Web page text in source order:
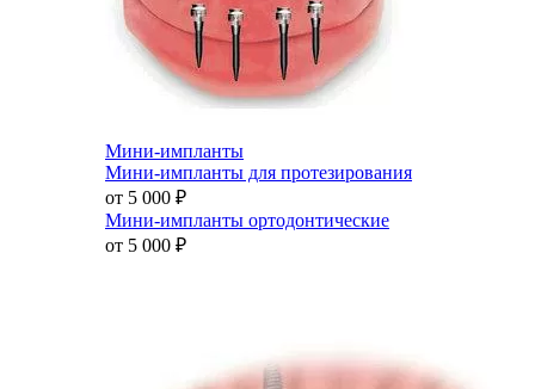
Мини-импланты
Мини-импланты для протезирования
от 5 000 ₽
Мини-импланты ортодонтические
от 5 000 ₽